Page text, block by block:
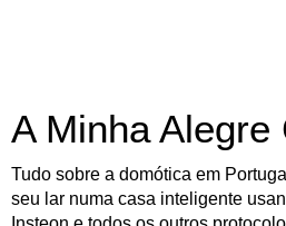
A Minha Alegre
Tudo sobre a domótica em
seu lar numa casa inteligente